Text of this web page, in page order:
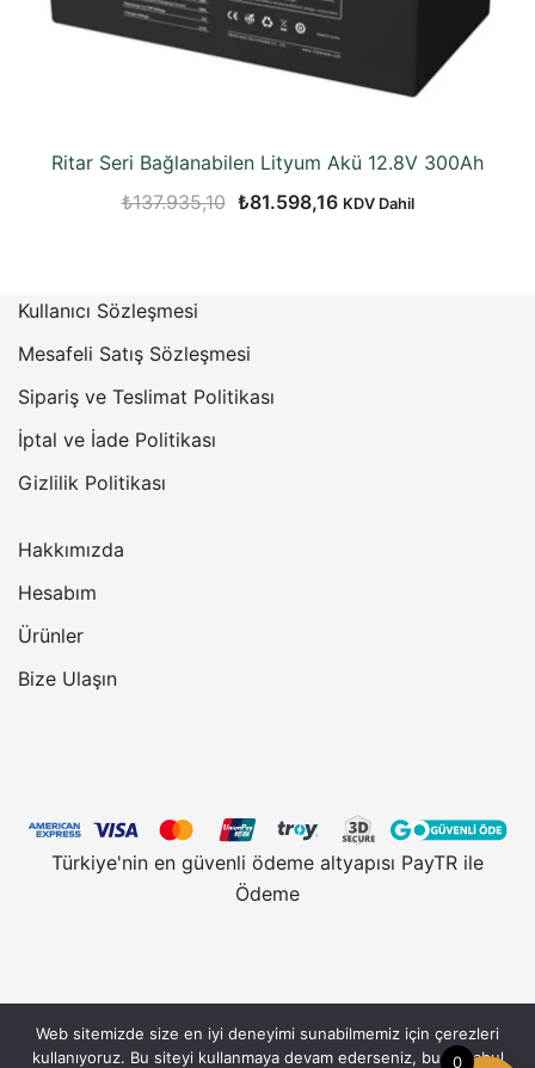
Ritar Seri Bağlanabilen Lityum Akü 12.8V 300Ah
₺137.935,10 Orijinal
₺81.598,16Şu
KDV Dahil
Kullanıcı Sözleşmesi
Mesafeli Satış Sözleşmesi
Sipariş ve Teslimat Politikası
İptal ve İade Politikası
Gizlilik Politikası
Hakkımızda
Hesabım
Ürünler
Bize Ulaşın
Türkiye'nin en güvenli ödeme altyapısı PayTR ile
Ödeme
Vantobe.com, güvenli alışveriş için 128 Bit SSL
0
Web sitemizde size en iyi deneyimi sunabilmemiz için çerezleri
kullanıyoruz. Bu siteyi kullanmaya devam ederseniz, bunu kabul